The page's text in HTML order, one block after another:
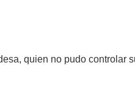
quien no pudo controlar